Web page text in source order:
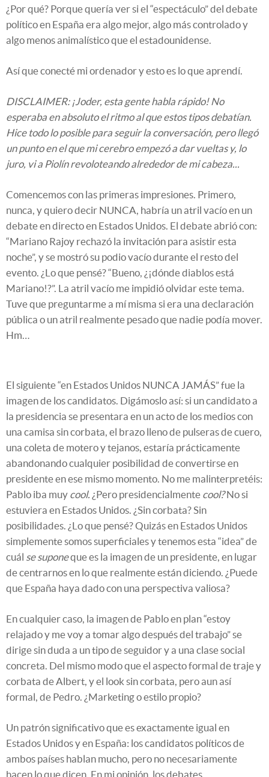
¿Por qué? Porque quería ver si el “espectáculo” del debate
político en España era algo mejor, algo más controlado y
algo menos animalístico que el estadounidense.
Así que conecté mi ordenador y esto es lo que aprendí.
DISCLAIMER: ¡Joder, esta gente habla rápido! No
esperaba en absoluto el ritmo al que estos tipos debatían.
Hice todo lo posible para seguir la conversación, pero llegó
un punto en el que mi cerebro empezó a dar vueltas y, lo
juro, vi a Piolín revoloteando alrededor de mi cabeza...
Comencemos con las primeras impresiones. Primero,
nunca, y quiero decir NUNCA, habría un atril vacío en un
debate en directo en Estados Unidos. El debate abrió con:
“Mariano Rajoy rechazó la invitación para asistir esta
noche”, y se mostró su podio vacío durante el resto del
evento. ¿Lo que pensé? “Bueno, ¿¡dónde diablos está
Mariano!?”. La atril vacío me impidió olvidar este tema.
Tuve que preguntarme a mí misma si era una declaración
pública o un atril realmente pesado que nadie podía mover.
Hm…
El siguiente “en Estados Unidos NUNCA JAMÁS” fue la
imagen de los candidatos. Digámoslo así: si un candidato a
la presidencia se presentara en un acto de los medios con
una camisa sin corbata, el brazo lleno de pulseras de cuero,
una coleta de motero y tejanos, estaría prácticamente
abandonando cualquier posibilidad de convertirse en
presidente en ese mismo momento. No me malinterpretéis:
Pablo iba muy cool. ¿Pero presidencialmente cool?No si
estuviera en Estados Unidos. ¿Sin corbata? Sin
posibilidades. ¿Lo que pensé? Quizás en Estados Unidos
simplemente somos superficiales y tenemos esta “idea” de
cuál se suponeque es la imagen de un presidente, en lugar
de centrarnos en lo que realmente están diciendo. ¿Puede
que España haya dado con una perspectiva valiosa?
En cualquier caso, la imagen de Pablo en plan “estoy
relajado y me voy a tomar algo después del trabajo” se
dirige sin duda a un tipo de seguidor y a una clase social
concreta. Del mismo modo que el aspecto formal de traje y
corbata de Albert, y el look sin corbata, pero aun así
formal, de Pedro. ¿Marketing o estilo propio?
Un patrón significativo que es exactamente igual en
Estados Unidos y en España: los candidatos políticos de
ambos países hablan mucho, pero no necesariamente
hacen lo que dicen. En mi opinión, los debates